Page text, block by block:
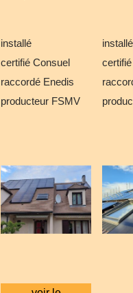
installé
certifié Consuel
raccordé Enedis
producteur FSMV
installé